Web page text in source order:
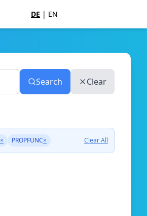
DE | EN
Search Clear
× PROPFUNC× Clear All